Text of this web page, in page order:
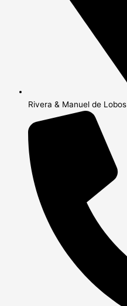
Rivera & Manuel de Lobos